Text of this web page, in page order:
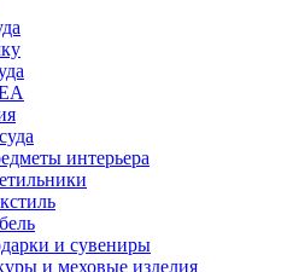
интерьера
и сувениры
и меховые изделия